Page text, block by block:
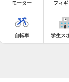
モーター フィ
自転車 学生ス